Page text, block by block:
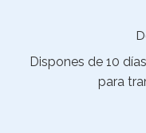
Dispones de 10
para